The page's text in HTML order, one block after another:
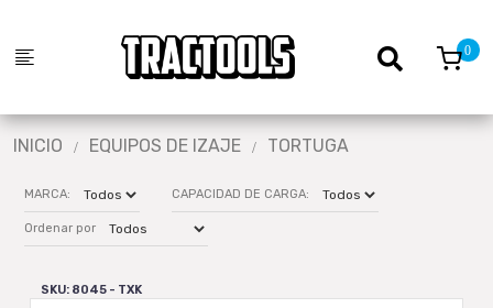
INICIO EQUIPOS DE IZAJE TORTUGA
MARCA: CAPACIDAD DE CARGA:
Ordenar por
SKU: 8045 - TXK